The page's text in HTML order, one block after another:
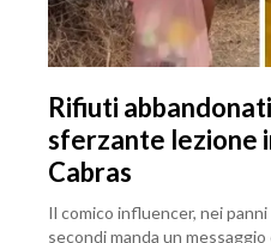
Rifiuti
sferzante lezione
Cabras
Il comico influencer, nei panni
secondi manda un